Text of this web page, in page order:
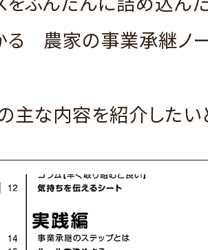
る 農家の事業承継ノー
主な内容を紹介したい